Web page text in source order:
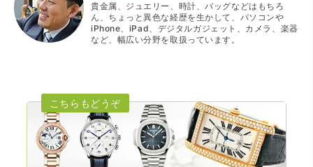
貴金属、ジュエリー、時計、バッグなどはもちろ
ん、ちょっと異色な経歴を生かして、パソコンや
iPhone、iPad、デジタルガジェット、カメラ、楽器
など、幅広い分野を取扱っています。